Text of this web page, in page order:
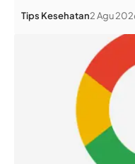
Tips Kesehatan2 Agu